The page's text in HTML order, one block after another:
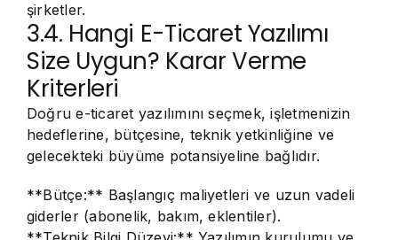
şirketler.
3.4. Hangi E-Ticaret Yazılımı
Size Uygun? Karar Verme
Kriterleri
Doğru e-ticaret yazılımını seçmek, işletmenizin
hedeflerine, bütçesine, teknik yetkinliğine ve
gelecekteki büyüme potansiyeline bağlıdır.
**Bütçe:** Başlangıç maliyetleri ve uzun vadeli
giderler (abonelik, bakım, eklentiler).